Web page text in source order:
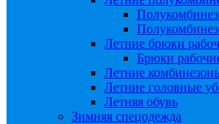
Летние брюки
Брюки
Летние
Летние головные
Летняя обувь
Зимняя спецодежда